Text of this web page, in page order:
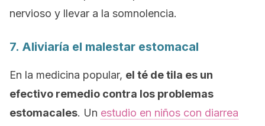
nervioso y llevar a la somnolencia.
7. Aliviaría el malestar estomacal
En la medicina popular, el té de tila es un
efectivo remedio contra los problemas
estomacales. Un estudio en niños con diarrea